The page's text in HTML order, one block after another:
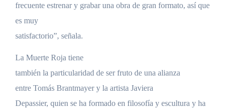
frecuente estrenar y grabar una obra de gran formato, así que
es muy
satisfactorio”, señala.
La Muerte Roja tiene
también la particularidad de ser fruto de una alianza
entre Tomás Brantmayer y la artista Javiera
Depassier, quien se ha formado en filosofía y escultura y ha